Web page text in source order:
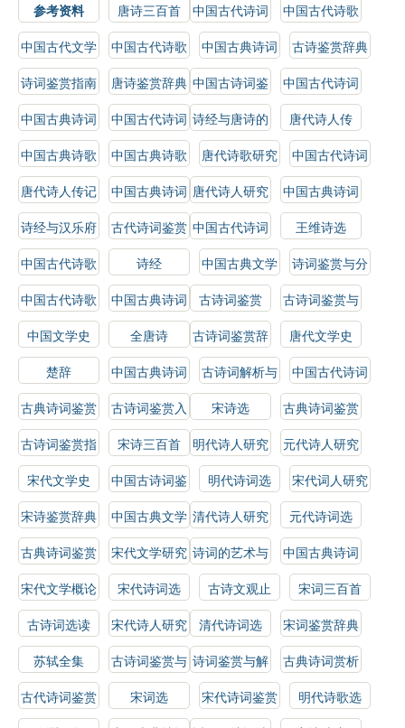
参考资料 唐诗三百首
中国古代诗词
选读
中国古代诗歌
鉴赏
中国古代文学
史
中国古代诗歌
鉴赏辞典
中国古典诗词
鉴赏
古诗鉴赏辞典
诗词鉴赏指南
唐诗鉴赏辞典 中国古诗词鉴
赏辞典
中国古代诗词
鉴赏辞典
中国古典诗词
鉴赏辞典
中国古代诗词
鉴赏
诗经与唐诗的
比较研究
唐代诗人传
中国古典诗歌
鉴赏辞典
中国古典诗歌
鉴赏
唐代诗歌研究
中国古代诗词
研究
唐代诗人传记
中国古典诗词
赏析
唐代诗人研究
中国古典诗词
选
诗经与汉乐府 古代诗词鉴赏 中国古代诗词
选
王维诗选
中国古代诗歌
史
诗经
中国古典文学
史
诗词鉴赏与分
析
中国古代诗歌
选
中国古典诗词
研究
古诗词鉴赏
古诗词鉴赏与
解析
中国文学史 全唐诗
古诗词鉴赏辞
典
唐代文学史
楚辞
中国古典诗词
解析
古诗词解析与
鉴赏
中国古代诗词
概论
古典诗词鉴赏
古诗词鉴赏入
门
宋诗选
古典诗词鉴赏
辞典
古诗词鉴赏指
南
宋诗三百首 明代诗人研究
元代诗人研究
宋代文学史
中国古诗词鉴
赏
明代诗词选
宋代词人研究
宋诗鉴赏辞典
中国古典文学
作品选
清代诗人研究
元代诗词选
古典诗词鉴赏
指南
宋代文学研究 诗词的艺术与
技巧
中国古典诗词
选读
宋代文学概论 宋代诗词选 古诗文观止
宋词三百首
古诗词选读
宋代诗人研究 清代诗词选
宋词鉴赏辞典
苏轼全集
古诗词鉴赏与
分析
诗词鉴赏与解
析
古典诗词赏析
古代诗词鉴赏
指南
宋词选 宋代诗词鉴赏
明代诗歌选